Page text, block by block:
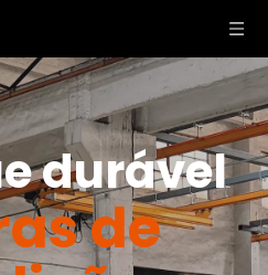
durável
de